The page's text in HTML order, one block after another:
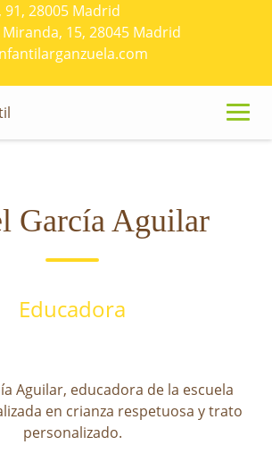
28005 Madrid
15, 28045 Madrid
García Aguilar
Educadora